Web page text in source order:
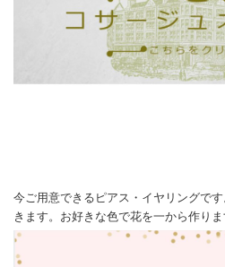
今ご用意できるピアス・イヤリングで
きます。お好きな色で花を一から作りま